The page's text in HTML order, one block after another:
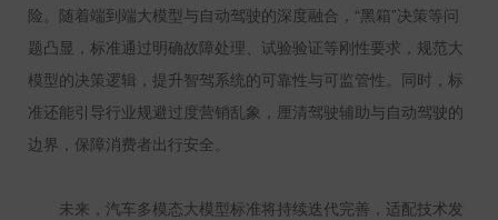
险。随着端到端大模型与自动驾驶的深度融合，“黑箱”决策等问
题凸显，标准通过明确故障处理、试验验证等刚性要求，规范大
模型的决策逻辑，提升智驾系统的可靠性与可监管性。同时，标
准还能引导行业规避过度营销乱象，厘清驾驶辅助与自动驾驶的
边界，保障消费者出行安全。
未来，汽车多模态大模型标准将持续迭代完善，适配技术发